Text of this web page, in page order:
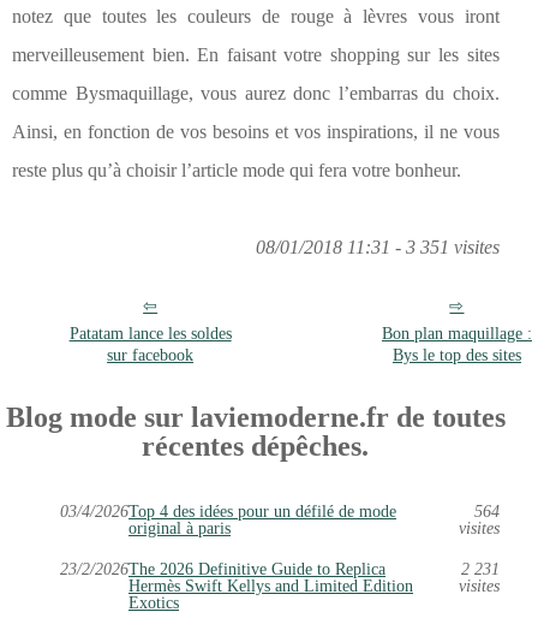
notez que toutes les couleurs de rouge à lèvres vous iront
merveilleusement bien. En faisant votre shopping sur les sites
comme Bysmaquillage, vous aurez donc l’embarras du choix.
Ainsi, en fonction de vos besoins et vos inspirations, il ne vous
reste plus qu’à choisir l’article mode qui fera votre bonheur.
08/01/2018 11:31 - 3 351 visites
Patatam lance les soldes
sur facebook
Bon plan maquillage :
Bys le top des sites
Blog mode sur laviemoderne.fr de toutes
récentes dépêches.
03/4/2026Top 4 des idées pour un défilé de mode
original à paris
564
visites
23/2/2026The 2026 Definitive Guide to Replica
Hermès Swift Kellys and Limited Edition
Exotics
2 231
visites